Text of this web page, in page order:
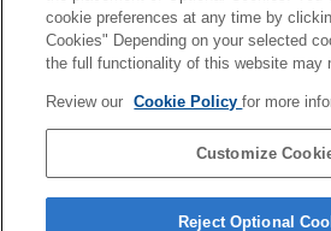
라이센스
사양
상표
기본 설정 값 목록
문제가 발생했을 때는
cookie preferences at any time by
Cookies" Depending on your selected
the full functionality of this website may
Review our Cookie Policyfor more
Customize
Reject Optional